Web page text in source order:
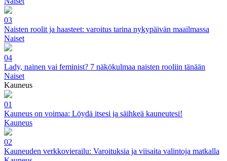
03
Naisten roolit ja haasteet: varoitus tarina nykypäivän maailmassa
Naiset
04
Lady, nainen vai feminist? 7 näkökulmaa naisten rooliin tänään
Naiset
Kauneus
01
Kauneus on voimaa: Löydä itsesi ja säihkeä kauneutesi!
Kauneus
02
Kauneuden verkkovierailu: Varoituksia ja viisaita valintoja matkalla